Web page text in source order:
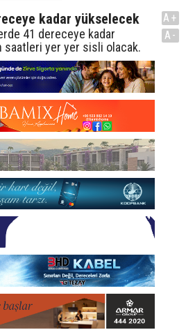
kadar yükselecek
41 dereceye kadar
saatleri yer yer sisli olacak.
A+
A-